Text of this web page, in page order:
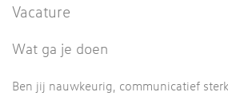
Vacature
Wat ga je doen
Ben jij nauwkeurig, communicatief